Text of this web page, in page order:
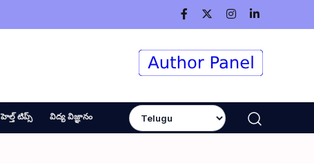
హెల్త్ టిప్స్ విద్య విజ్ఞానం